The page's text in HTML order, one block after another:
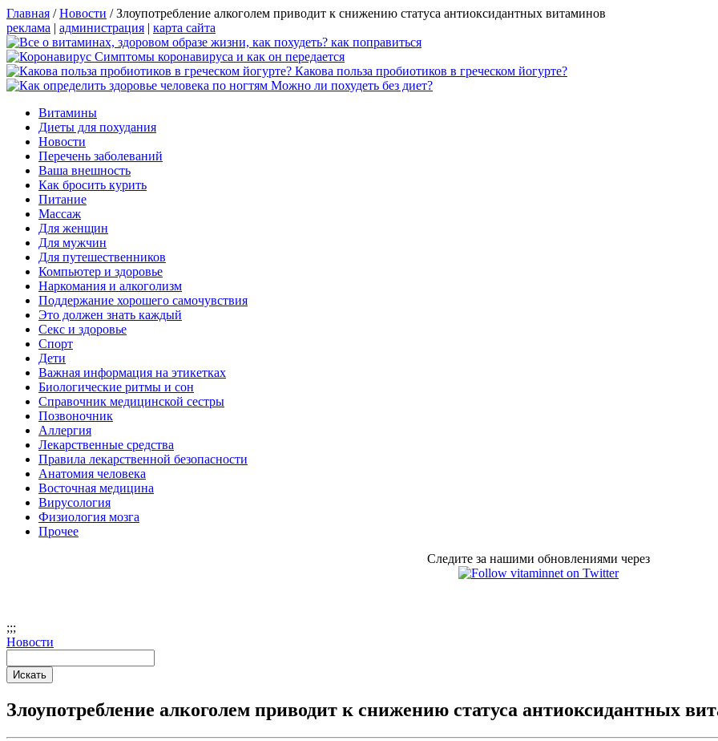
Главная /Новости /Злоупотребление алкоголем приводит к снижению статуса антиоксидантных витаминов
реклама | администрация | карта сайта
Симптомы коронавируса и как он передается
Какова польза пробиотиков в греческом йогурте?
Можно ли похудеть без диет?
Витамины
Диеты для похудания
Новости
Перечень заболеваний
Ваша внешность
Как бросить курить
Питание
Массаж
Для женщин
Для мужчин
Для путешественников
Компьютер и здоровье
Наркомания и алкоголизм
Поддержание хорошего самочувствия
Это должен знать каждый
Секс и здоровье
Спорт
Дети
Важная информация на этикетках
Биологические ритмы и сон
Справочник медицинской сестры
Позвоночник
Аллергия
Лекарственные средства
Правила лекарственной безопасности
Aнатомия человека
Восточная медицина
Вирусология
Физиология мозга
Прочее
Следите за нашими обновлениями через
;;;
Новости
Злоупотребление алкоголем приводит к снижению статуса антиоксидантных